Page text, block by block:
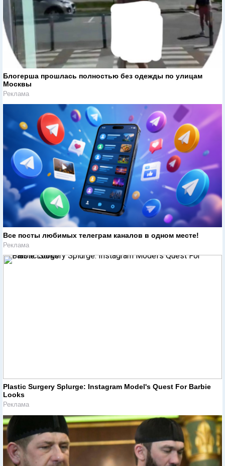
Блогерша прошлась полностью без одежды по улицам
Москвы
Реклама
Все посты любимых телеграм каналов в одном месте!
Реклама
Plastic Surgery Splurge: Instagram Model's Quest For Barbie
Looks
Реклама